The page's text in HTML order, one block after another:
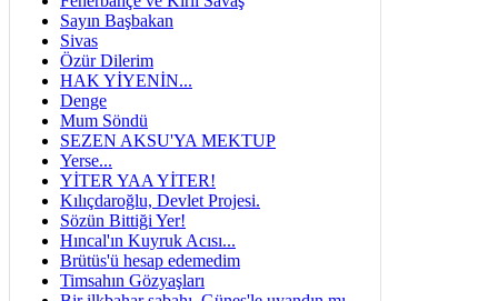
Sayın Başbakan
Sivas
Özür Dilerim
HAK YİYENİN...
Denge
Mum Söndü
SEZEN AKSU'YA MEKTUP
Yerse...
YİTER YAA YİTER!
Kılıçdaroğlu, Devlet Projesi.
Sözün Bittiği Yer!
Hıncal'ın Kuyruk Acısı...
Brütüs'ü hesap edemedim
Timsahın Gözyaşları